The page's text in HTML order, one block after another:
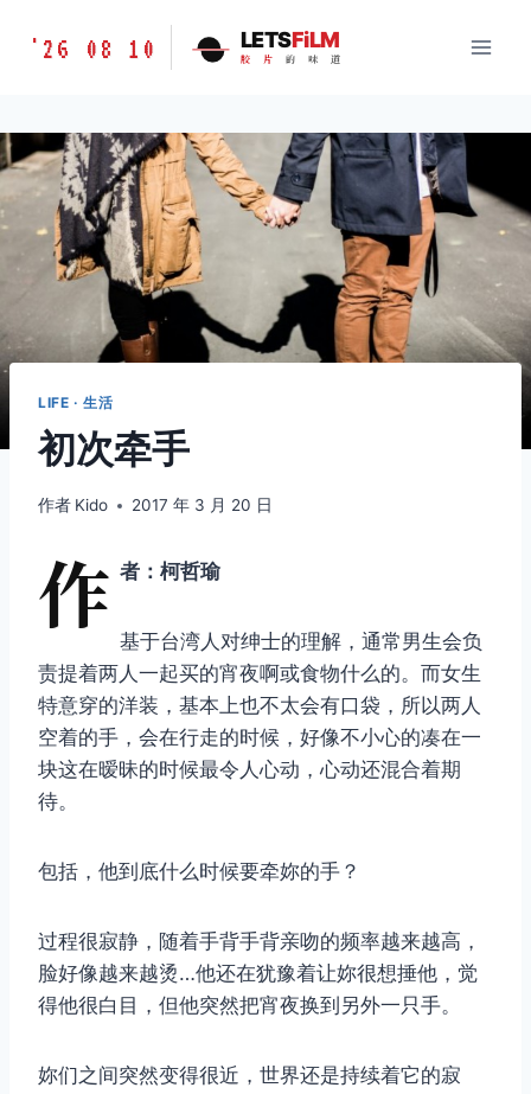
胶
味
道
LETSFILM
'26 08 10 LETSFiLM
胶 片 的 味 道
LIFE · 生活
初次牵手
作者 Kido 2017 年 3 月 20 日
作 者：柯哲瑜
基于台湾人对绅士的理解，通常男生会负
责提着两人一起买的宵夜啊或食物什么的。而女生
特意穿的洋装，基本上也不太会有口袋，所以两人
空着的手，会在行走的时候，好像不小心的凑在一
块这在暧昧的时候最令人心动，心动还混合着期
待。
包括，他到底什么时候要牵妳的手？
过程很寂静，随着手背手背亲吻的频率越来越高，
脸好像越来越烫…他还在犹豫着让妳很想捶他，觉
得他很白目，但他突然把宵夜换到另外一只手。
妳们之间突然变得很近，世界还是持续着它的寂